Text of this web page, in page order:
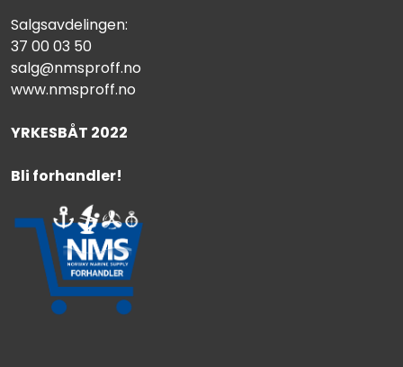
Salgsavdelingen:
37 00 03 50
salg@nmsproff.no
www.nmsproff.no
YRKESBÅT 2022
Bli forhandler!